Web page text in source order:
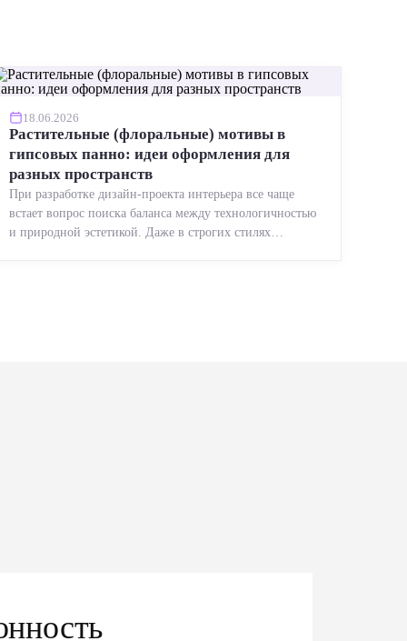
18.06.2026
Растительные (флоральные) мотивы в
гипсовых панно: идеи оформления для
разных пространств
При разработке дизайн-проекта интерьера все чаще
встает вопрос поиска баланса между технологичностью
и природной эстетикой. Даже в строгих стилях